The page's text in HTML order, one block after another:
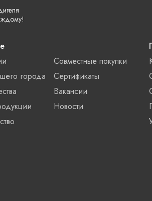
города
Совместные покупки
Сертификаты
Вакансии
Новости